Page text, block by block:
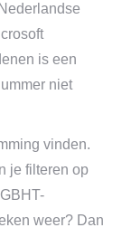
is een
niet
vinden.
je filteren op
weer? Dan